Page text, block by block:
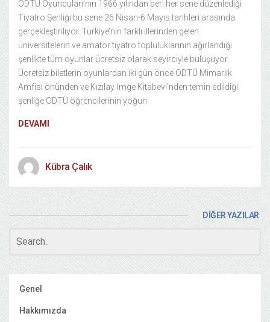
ODTÜ Oyuncuları’nın 1966 yılından beri her sene düzenlediği
Tiyatro Şenliği bu sene 26 Nisan-6 Mayıs tarihleri arasında
gerçekleştiriliyor. Türkiye’nin farklı illerinden gelen
üniversitelerin ve amatör tiyatro topluluklarının ağırlandığı
şenlikte tüm oyunlar ücretsiz olarak seyirciyle buluşuyor.
Ücretsiz biletlerin oyunlardan iki gün önce ODTÜ Mimarlık
Amfisi önünden ve Kızılay İmge Kitabevi’nden temin edildiği
şenliğe ODTÜ öğrencilerinin yoğun
DEVAMI
Kübra Çalık
DİĞER YAZILAR
Genel
Hakkımızda